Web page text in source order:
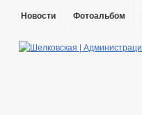
Новости Фотоальбом